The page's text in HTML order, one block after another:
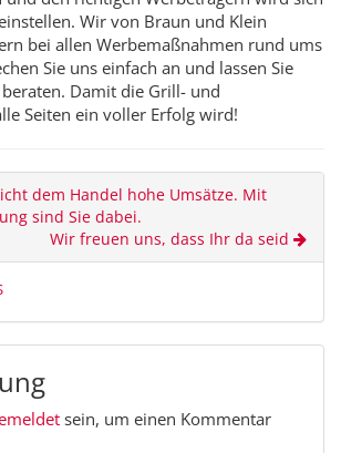
Wir von Braun und Klein
bei allen Werbemaßnahmen rund ums
Sie uns einfach an und lassen Sie
Damit die Grill- und
Seiten ein voller Erfolg wird!
dem Handel hohe Umsätze. Mit
sind Sie dabei.
Wir freuen uns, dass Ihr da seid
sein, um einen Kommentar